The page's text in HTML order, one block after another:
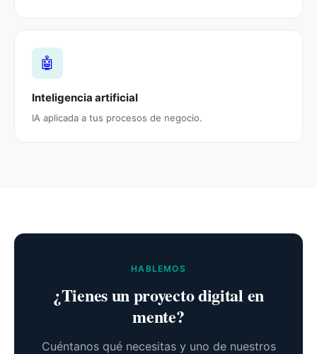
🤖
Inteligencia artificial
IA aplicada a tus procesos de negocio.
HABLEMOS
¿Tienes un proyecto digital en
mente?
Cuéntanos qué necesitas y uno de nuestros